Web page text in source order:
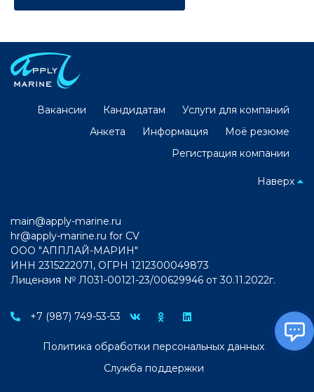
Вакансии Кандидатам
Услуги для компаний
Анкета
Информация
Моё резюме
Регистрация компании
Наверх
main@apply-marine.ru
hr@apply-marine.ru for CV
ООО "АППЛАЙ-МАРИН"
ИНН 2315222071, ОГРН 1212300049873
Лицензия № Л031-00121-23/00629946 от 30.11.2022г.
+7 (987) 749-53-53
Политика обработки персональных данных
Служба поддержки